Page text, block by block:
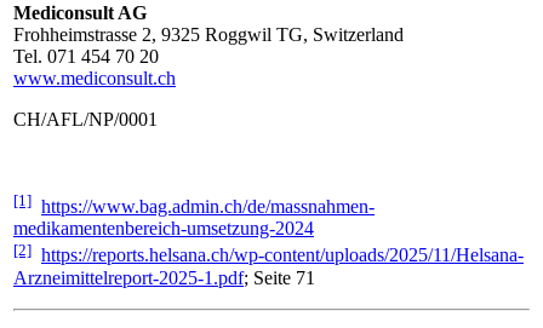
Mediconsult AG
Frohheimstrasse 2, 9325 Roggwil TG, Switzerland
Tel. 071 454 70 20
www.mediconsult.ch
CH/AFL/NP/0001
[1] https://www.bag.admin.ch/de/massnahmen-
medikamentenbereich-umsetzung-2024
[2] https://reports.helsana.ch/wp-content/uploads/2025/11/Helsana-
Arzneimittelreport-2025-1.pdf; Seite 71